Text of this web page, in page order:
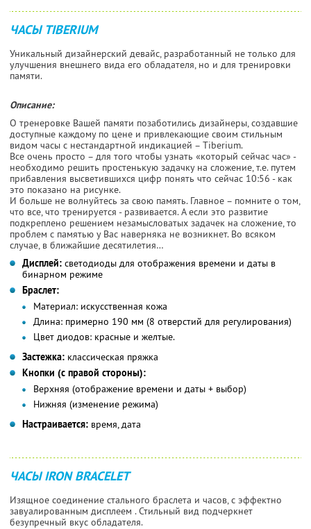
ЧАСЫ TIBERIUM
Уникальный дизайнерский девайс, разработанный не только для
улучшения внешнего вида его обладателя, но и для тренировки
памяти.
Описание:
О тренеровке Вашей памяти позаботились дизайнеры, создавшие
доступные каждому по цене и привлекающие своим стильным
видом часы с нестандартной индикацией – Tiberium.
Все очень просто – для того чтобы узнать «который сейчас час» -
необходимо решить простенькую задачку на сложение, т.е. путем
прибавления высветившихся цифр понять что сейчас 10:56 - как
это показано на рисунке.
И больше не волнуйтесь за свою память. Главное – помните о том,
что все, что тренируется - развивается. А если это развитие
подкреплено решением незамысловатых задачек на сложение, то
проблем с памятью у Вас наверняка не возникнет. Во всяком
случае, в ближайшие десятилетия…
Дисплей: светодиоды для отображения времени и даты в
бинарном режиме
Браслет:
Материал: искусственная кожа
Длина: примерно 190 мм (8 отверстий для регулирования)
Цвет диодов: красные и желтые.
Застежка: классическая пряжка
Кнопки (с правой стороны):
Верхняя (отображение времени и даты + выбор)
Нижняя (изменение режима)
Настраивается: время, дата
ЧАСЫ IRON BRACELET
Изящное соединение стального браслета и часов, с эффектно
завуалированным дисплеем . Стильный вид подчеркнет
безупречный вкус обладателя.